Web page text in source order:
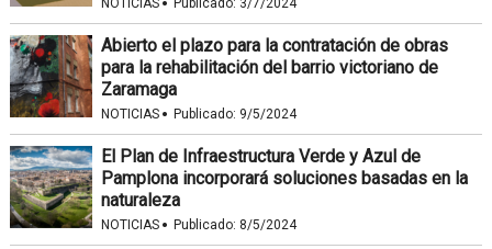
NOTICIAS Publicado: 3/7/2024
Abierto el plazo para la contratación de obras
para la rehabilitación del barrio victoriano de
Zaramaga
NOTICIAS · Publicado: 9/5/2024
El Plan de Infraestructura Verde y Azul de
Pamplona incorporará soluciones basadas en la
naturaleza
NOTICIAS · Publicado: 8/5/2024